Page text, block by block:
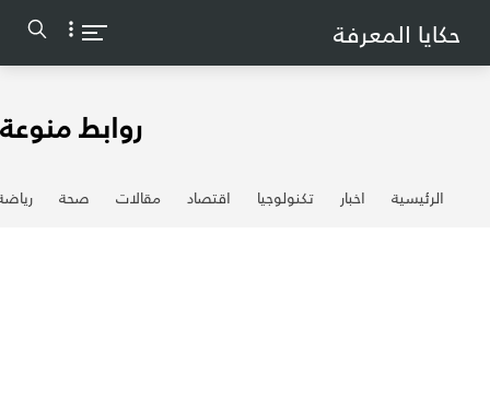
حكايا المعرفة
روابط منوعة
الرئيسية اخبار تكنولوجيا اقتصاد مقالات صحة